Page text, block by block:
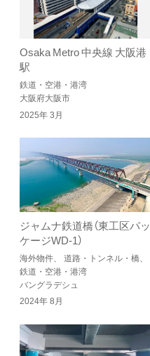
Osaka Metro 中央線 大阪港
駅
鉄道・空港・港湾
大阪府大阪市
2025年 3月
ジャムナ鉄道橋（東工区パッ
ケージWD-1）
海外物件、 道路・トンネル・橋、
鉄道・空港・港湾
バングラデシュ
2024年 8月